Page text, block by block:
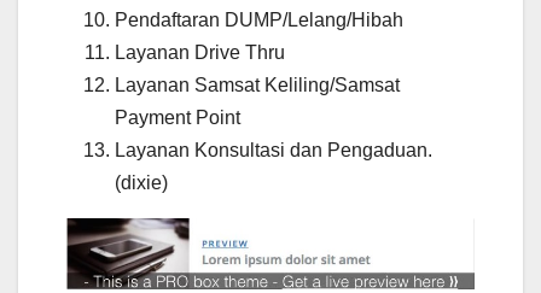
Pendaftaran DUMP/Lelang/Hibah
Layanan Drive Thru
Layanan Samsat Keliling/Samsat
Payment Point
Layanan Konsultasi dan Pengaduan.
(dixie)